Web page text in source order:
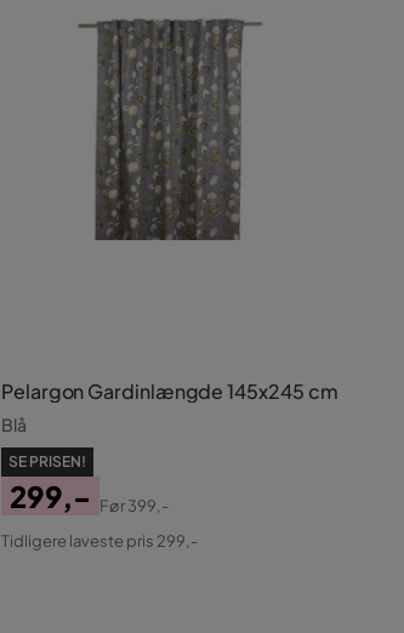
Pelargon Gardinlængde 145x245 cm
Blå
SE PRISEN!
Pris
299,-
Original
Før399,-
Tidligere laveste pris 299,-